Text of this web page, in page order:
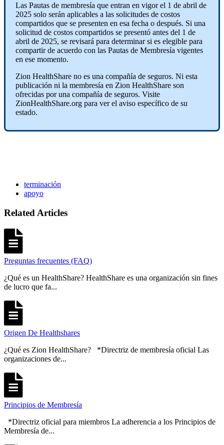
Las Pautas de membresía que entran en vigor el 1 de abril de
2025 solo serán aplicables a las solicitudes de costos
compartidos que se presenten en esa fecha o después. Si una
solicitud de costos compartidos se presentó antes del 1 de
abril de 2025, se revisará para determinar si es elegible para
compartir de acuerdo con las Pautas de Membresía vigentes
en ese momento.
Zion HealthShare no es una compañía de seguros. Ni esta
publicación ni la membresía en Zion HealthShare son
ofrecidas por una compañía de seguros. Visite
ZionHealthShare.org para ver el aviso específico de su
estado.
terminación
apoyo
Related Articles
Preguntas frecuentes (FAQ)
¿Qué es un HealthShare? HealthShare es una organización sin fines
de lucro que fa...
Origen De Healthshares
¿Qué es Zion HealthShare? *Directriz de membresía oficial Las
organizaciones de...
Principios de Membresía
*Directriz oficial para miembros La adherencia a los Principios de
Membresía de...